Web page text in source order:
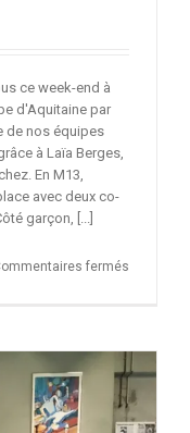
ce week-end à
d'Aquitaine par
de nos équipes
à Laïa Berges,
En M13,
avec deux co-
garçon, [...]
fermés